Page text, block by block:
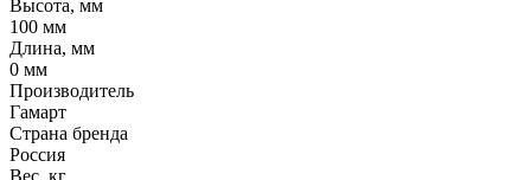
Высота, мм
100 мм
Длина, мм
0 мм
Производитель
Гамарт
Страна бренда
Россия